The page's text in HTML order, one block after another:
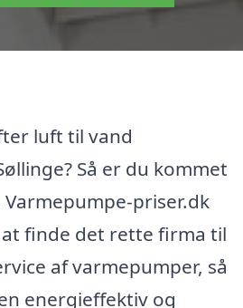
luft til vand
Så er du kommet
priser.dk
finde det rette firma til
af varmepumper, så
energieffektiv og